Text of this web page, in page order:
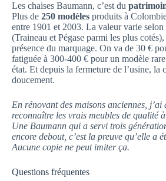
Les chaises Baumann, c’est du
Plus de 250 modèles produits à
entre 1901 et 2003. La valeur varie selon
(Traineau et Pégase parmi les plus cotés),
présence du marquage. On va de 30 €
fatiguée à 300-400 € pour un modèle
état. Et depuis la fermeture de l’usine, la
doucement.
En rénovant des maisons anciennes, j’ai
reconnaître les vrais meubles de qualité
Une Baumann qui a servi trois
encore debout, c’est la preuve qu’elle a
Aucune copie ne peut imiter ça.
Questions fréquentes